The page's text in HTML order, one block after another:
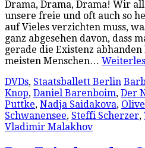
Drama, Drama, Drama! Wir
unsere freie und oft auch so
auf Vieles verzichten muss,
ganz abgesehen davon, dass
gerade die Existenz
meisten Menschen…
DVDs, Staatsballett Berlin
Knop, Daniel Barenboim, Der
Puttke, Nadja Saidakova,
Schwanensee, Steffi Scherzer,
Vladimir Malakhov